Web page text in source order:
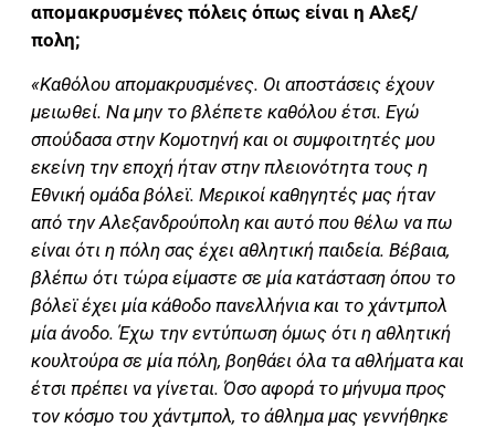
απομακρυσμένες πόλεις όπως είναι η Αλεξ/
πολη;
«Καθόλου απομακρυσμένες. Οι αποστάσεις έχουν
μειωθεί. Να μην το βλέπετε καθόλου έτσι. Εγώ
σπούδασα στην Κομοτηνή και οι συμφοιτητές μου
εκείνη την εποχή ήταν στην πλειονότητα τους η
Εθνική ομάδα βόλεϊ. Μερικοί καθηγητές μας ήταν
από την Αλεξανδρούπολη και αυτό που θέλω να πω
είναι ότι η πόλη σας έχει αθλητική παιδεία. Βέβαια,
βλέπω ότι τώρα είμαστε σε μία κατάσταση όπου το
βόλεϊ έχει μία κάθοδο πανελλήνια και το χάντμπολ
μία άνοδο. Έχω την εντύπωση όμως ότι η αθλητική
κουλτούρα σε μία πόλη, βοηθάει όλα τα αθλήματα και
έτσι πρέπει να γίνεται. Όσο αφορά το μήνυμα προς
τον κόσμο του χάντμπολ, το άθλημα μας γεννήθηκε